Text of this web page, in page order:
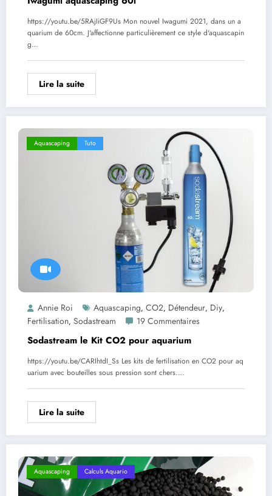
https://youtu.be/5RAjIiGF9Us Mon nouvel Iwagumi 2021, dans un a
quarium de 60cm. J'affectionne particulièrement ce style d'aquascapin
g…
Lire la suite
Aquascaping Tuto
Annie Roi Aquascaping, CO2, Détendeur, Diy,
Fertilisation, Sodastream 19 Commentaires
Sodastream le Kit CO2 pour aquarium
https://youtu.be/CARIhtdI_Ss Les kits de fertilisation en CO2 pour aq
uarium avec bouteilles sous pression sont chers.…
Lire la suite
Aquascaping Calculs Aquario